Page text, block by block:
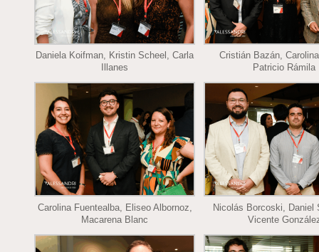
Daniela Koifman, Kristin Scheel, Carla
Illanes
Cristián Bazán,
Patricio Rámila
Carolina Fuentealba, Eliseo Albornoz,
Macarena Blanc
Nicolás Borcoski, Daniel
Vicente